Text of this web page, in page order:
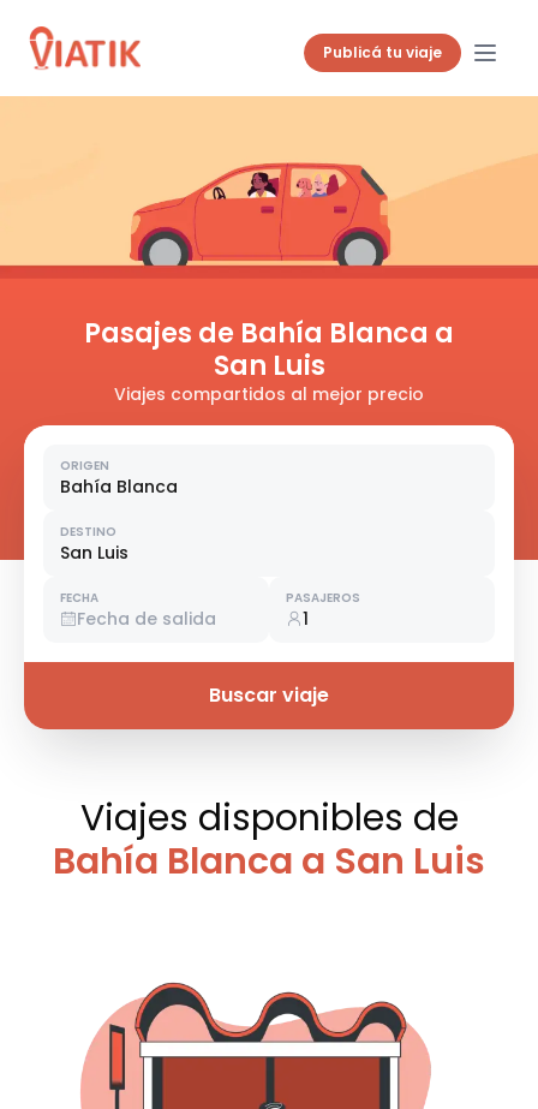
Publicá tu viaje
Pasajes de Bahía Blanca a
San Luis
Viajes compartidos al mejor precio
ORIGEN
Bahía Blanca
DESTINO
San Luis
FECHA
Fecha de salida
PASAJEROS
1
Buscar viaje
Viajes disponibles de
Bahía Blanca a San Luis